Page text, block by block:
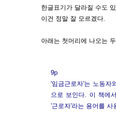
한글표기가 달라질 수도
이건 정말 잘 모르겠다.
아래는 첫머리에 나오는
9p
'임금근로자'는 노동자
으로 보인다. 이 책에
'근로자'라는 용어를 사